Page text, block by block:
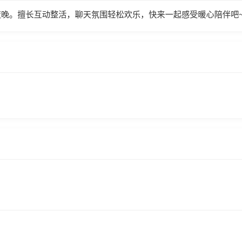
。擅长互动整活，聊天氛围轻松欢乐，快来一起感受暖心陪伴吧